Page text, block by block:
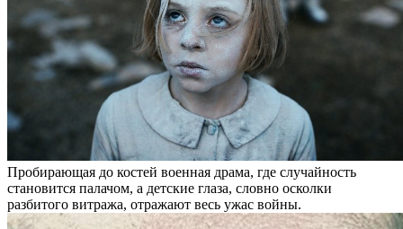
Пробирающая до костей военная драма, где случайность
становится палачом, а детские глаза, словно осколки
разбитого витража, отражают весь ужас войны.